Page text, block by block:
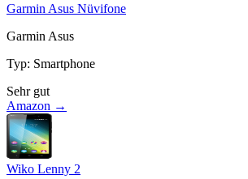
Garmin Asus Nüvifone
Garmin Asus
Typ: Smartphone
Sehr gut
Amazon →
Wiko Lenny 2